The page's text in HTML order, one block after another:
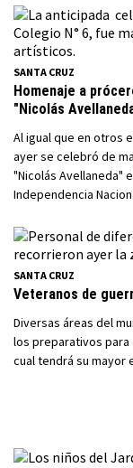
SANTA CRUZ
Homenaje a
"Nicolás
Al igual que en otros
ayer se celebró de
"Nicolás Avellaneda"
Independencia
SANTA CRUZ
Veteranos de
Diversas áreas del
los preparativos para
cual tendrá su mayor